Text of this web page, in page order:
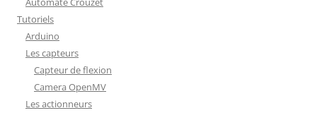
Tutoriels
Arduino
Les capteurs
Capteur de flexion
Camera OpenMV
Les actionneurs